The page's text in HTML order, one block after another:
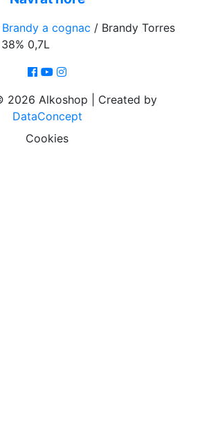
Brandy a cognac / Brandy Torres
0,7L
2026 Alkoshop | Created by
DataConcept
Cookies